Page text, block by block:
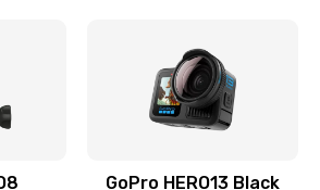
GoPro HERO13 Black